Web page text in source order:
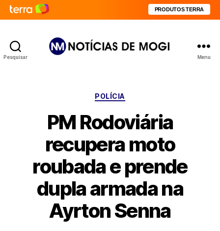
PRODUTOS TERRA
Pesquisar Menu
Categorias
POLÍCIA
PM Rodoviária
recupera moto
roubada e prende
dupla armada na
Ayrton Senna